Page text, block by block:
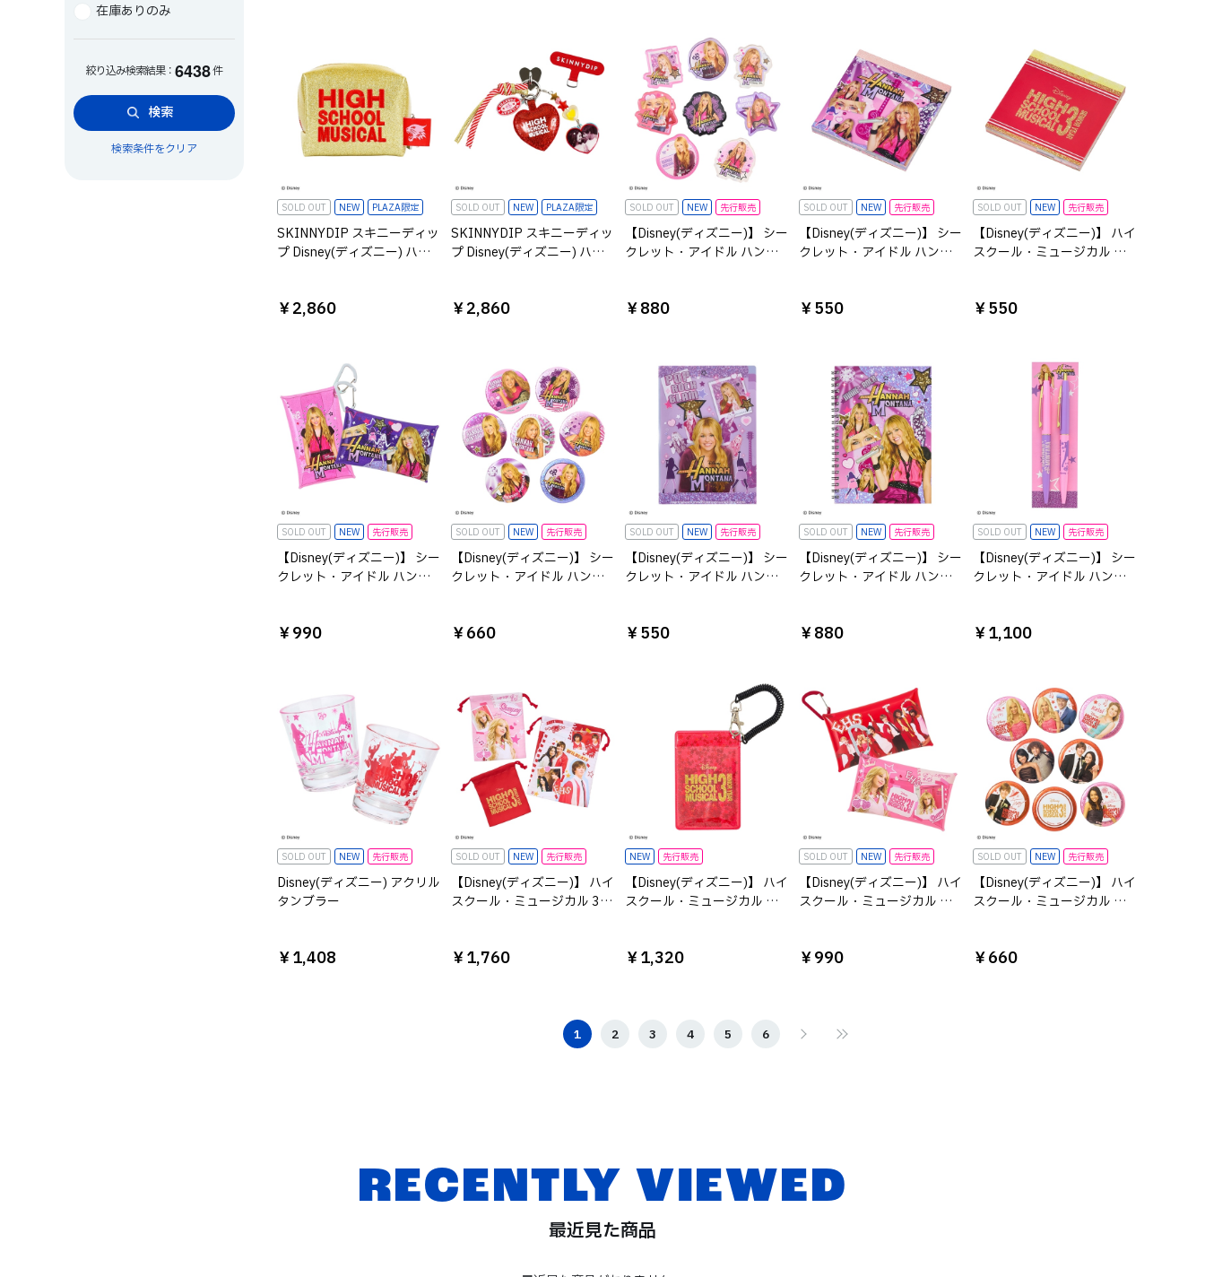
在庫ありのみ
絞り込み検索結果： 6438件
検索
検索条件をクリア
SOLD OUT NEW PLAZA限定
SKINNYDIP スキニーディッ
プ Disney(ディズニー) ハイ
￥2,860
SOLD OUT NEW PLAZA限定
SKINNYDIP スキニーディッ
プ Disney(ディズニー) ハイ
￥2,860
SOLD OUT NEW 先行販売
【Disney(ディズニー)】 シー
クレット・アイドル ハン
ッカー※種類は選べません
￥880
SOLD OUT NEW 先行販売
【Disney(ディズニー)】 シー
クレット・アイドル ハン
￥550
SOLD OUT NEW 先行販売
【Disney(ディズニー)】 ハイ
スクール・ミュージカル ス
￥550
SOLD OUT NEW 先行販売
【Disney(ディズニー)】 シー
クレット・アイドル ハン
￥990
SOLD OUT NEW 先行販売
【Disney(ディズニー)】 シー
クレット・アイドル ハン
※種類は選べません
￥660
SOLD OUT NEW 先行販売
【Disney(ディズニー)】 シー
クレット・アイドル ハン
￥550
SOLD OUT NEW 先行販売
【Disney(ディズニー)】 シー
クレット・アイドル ハン
￥880
SOLD OUT NEW 先行販売
【Disney(ディズニー)】 シー
クレット・アイドル ハン
￥1,100
SOLD OUT NEW 先行販売
Disney(ディズニー) アクリル
タンブラー
￥1,408
SOLD OUT NEW 先行販売
【Disney(ディズニー)】 ハイ
スクール・ミュージカル 3P
￥1,760
NEW 先行販売
【Disney(ディズニー)】 ハイ
スクール・ミュージカル コ
￥1,320
SOLD OUT NEW 先行販売
【Disney(ディズニー)】 ハイ
スクール・ミュージカル ク
￥990
SOLD OUT NEW 先行販売
【Disney(ディズニー)】 ハイ
スクール・ミュージカル シ
ん
￥660
1 2 3 4 5 6
RECENTLY VIEWED
最近見た商品